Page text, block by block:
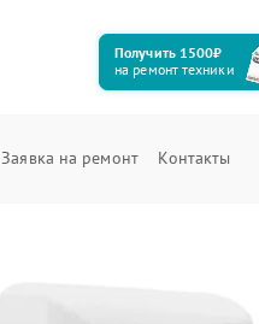
Получить 1500₽
на ремонт техники
Заявка на ремонт Контакты